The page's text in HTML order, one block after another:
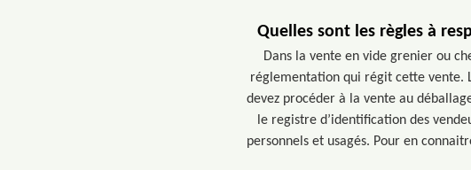
Quelles sont les règles à
Dans la vente en vide grenier ou
réglementation qui régit cette vente.
devez procéder à la vente au
le registre d’identification des
personnels et usagés. Pour en